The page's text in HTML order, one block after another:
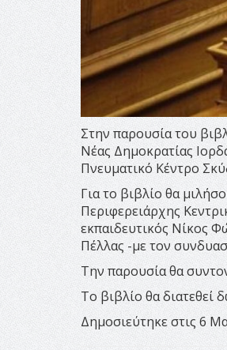
Στην παρουσία του
Νέας Δημοκρατίας
Πνευματικό Κέντρο
Για το βιβλίο θα
Περιφερειάρχης
εκπαιδευτικός Νίκος
Πέλλας -με τον
Την παρουσία θα
Το βιβλίο θα διατεθεί
Δημοσιεύτηκε στις 6